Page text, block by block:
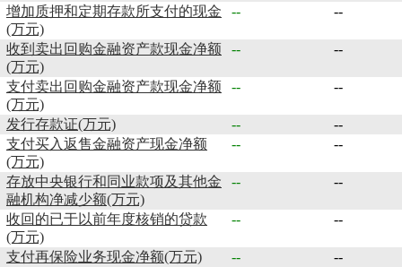
增加质押和定期存款所支付的现金
(万元)
-- --
收到卖出回购金融资产款现金净额
(万元)
-- --
支付卖出回购金融资产款现金净额
(万元)
-- --
发行存款证(万元) --
--
支付买入返售金融资产现金净额
(万元)
-- --
存放中央银行和同业款项及其他金
融机构净减少额(万元)
-- --
收回的已于以前年度核销的贷款
(万元)
-- --
支付再保险业务现金净额(万元) --
--